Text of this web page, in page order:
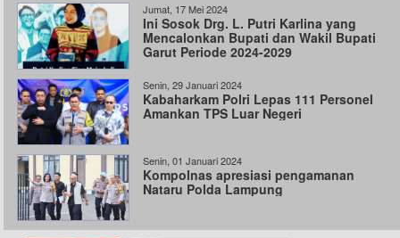
Jumat, 17 Mei 2024
Ini Sosok Drg. L. Putri Karlina yang
Mencalonkan Bupati dan Wakil Bupati
Garut Periode 2024-2029
Senin, 29 Januari 2024
Kabaharkam Polri Lepas 111 Personel
Amankan TPS Luar Negeri
Senin, 01 Januari 2024
Kompolnas apresiasi pengamanan
Nataru Polda Lampung